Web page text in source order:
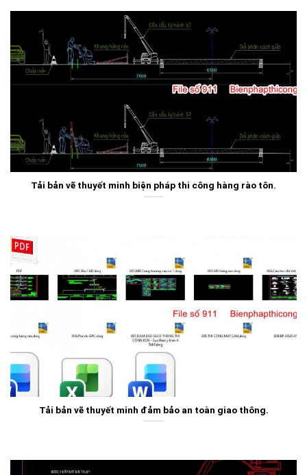
Tải bản vẽ thuyết minh biện pháp thi công hàng rào tôn.
Tải bản vẽ thuyết minh đảm bảo an toàn giao thông.